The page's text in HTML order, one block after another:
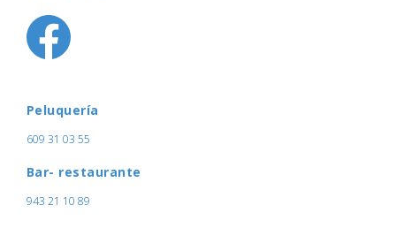
Peluquería
609 31 03 55
Bar- restaurante
943 21 10 89